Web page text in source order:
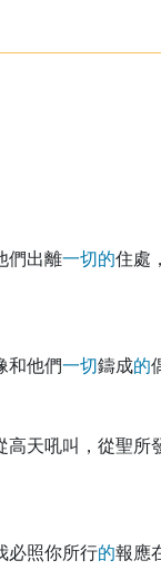
們出離一切的住處
和他們一切鑄成的
天吼叫，從聖所
必照你所行的報應